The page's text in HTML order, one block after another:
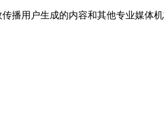
播用户生成的内容和其他专业媒